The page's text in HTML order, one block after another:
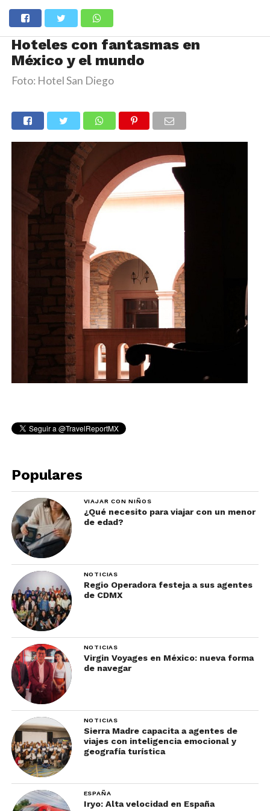
Hoteles con fantasmas en
México y el mundo
Foto: Hotel San Diego
Populares
VIAJAR CON NIÑOS
¿Qué necesito para viajar con un menor
de edad?
NOTICIAS
Regio Operadora festeja a sus agentes
de CDMX
NOTICIAS
Virgin Voyages en México: nueva forma
de navegar
NOTICIAS
Sierra Madre capacita a agentes de
viajes con inteligencia emocional y
geografía turística
ESPAÑA
Iryo: Alta velocidad en España